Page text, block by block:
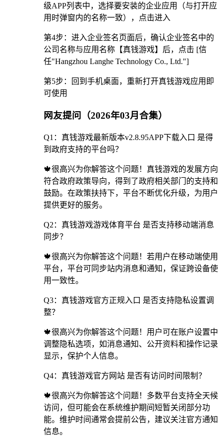
级APP列表中，选择要安装的企业应用（与打开应
用时弹窗内的名称一致），点击进入
第4步：进入企业签名页面后，确认企业签名中的
公司名称与应用名称【真钱游戏】后，点击 [信
任"Hangzhou Langhe Technology Co., Ltd."]
第5步：回到手机桌面，重新打开真钱游戏应用即
可使用
网友提问（2026年03月合集）
Q1：真钱游戏最新版本v2.8.95APP下载入口 是得
到政府支持的平台吗？
🍁很高兴为你解答这个问题！真钱游戏的发展方向
符合政府政策导向，得到了政府相关部门的支持和
鼓励。在政策扶持下，平台不断优化升级，为用户
提供更好的服务。
Q2：真钱游戏游戏体育平台 是否支持移动端消息
同步？
🍁很高兴为你解答这个问题！若用户在移动端使用
平台，平台可同步站内消息和通知，保证跨设备使
用一致性。
Q3：真钱游戏官方正规入口 是否支持隐私设置调
整？
🍁很高兴为你解答这个问题！用户可在账户设置中
调整隐私选项，如消息通知、公开资料和操作记录
显示，保护个人信息。
Q4：真钱游戏官方网站 是否有访问时间限制？
🍁很高兴为你解答这个问题！多数平台支持全天候
访问，但可能会在系统维护期间短暂关闭部分功
能。维护时间通常会提前公告，建议关注官方通知
信息。